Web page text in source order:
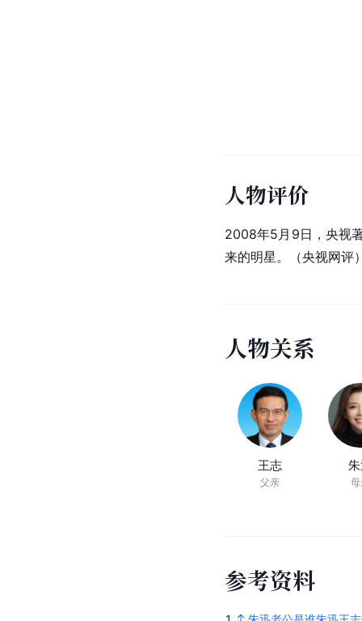
人物评价
2008年5月9日，央视
来的明星。（央视网评
人物关系
王志
父亲
参考资料